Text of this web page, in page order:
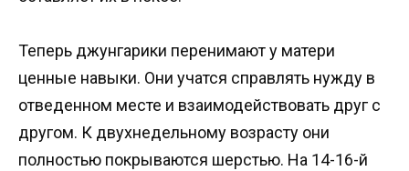
Теперь джунгарики перенимают у матери
ценные навыки. Они учатся справлять нужду в
отведенном месте и взаимодействовать друг с
другом. К двухнедельному возрасту они
полностью покрываются шерстью. На 14-16-й